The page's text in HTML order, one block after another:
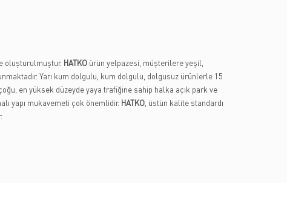
oluşturulmuştur. HATKOürün yelpazesi, müşterilere yeşil,
Yarı kum dolgulu, kum dolgulu, dolgusuz ürünlerle 15
en yüksek düzeyde yaya trafiğine sahip halka açık park ve
yapı mukavemeti çok önemlidir. HATKO, üstün kalite standardı